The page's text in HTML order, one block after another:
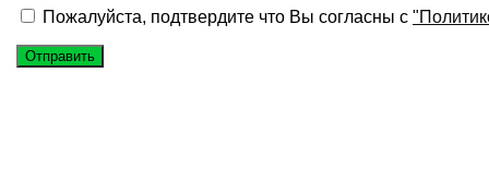
Пожалуйста, подтвердите что Вы согласны с